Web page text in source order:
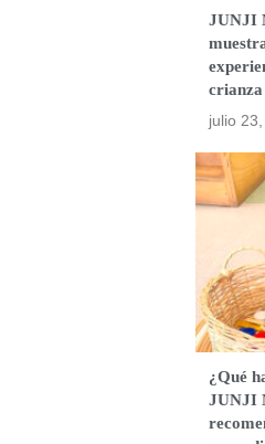
JUNJI
crianza
julio
¿Qué
JUNJI